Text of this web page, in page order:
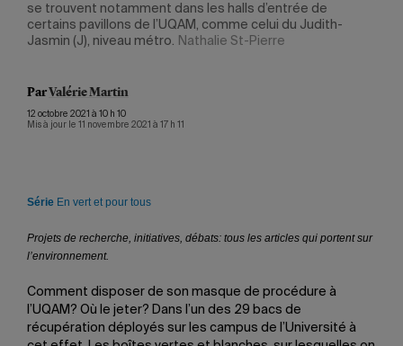
se trouvent notamment dans les halls d’entrée de
certains pavillons de l’UQAM, comme celui du Judith-
Jasmin (J), niveau métro.
Nathalie St-Pierre
ParValérie Martin
12 octobre 2021 à 10 h 10
Mis à jour le 11 novembre 2021 à 17 h 11
Série En vert et pour tous
Projets de recherche, initiatives, débats: tous les articles qui portent sur
l’environnement.
Comment disposer de son masque de procédure à
l’UQAM? Où le jeter? Dans l’un des 29 bacs de
récupération déployés sur les campus de l’Université à